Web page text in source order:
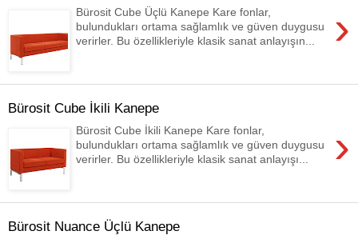
›
Bürosit Cube Üçlü Kanepe Kare fonlar,
bulundukları ortama sağlamlık ve güven duygusu
verirler. Bu özellikleriyle klasik sanat anlayışın...
Bürosit Cube İkili Kanepe
›
Bürosit Cube İkili Kanepe Kare fonlar,
bulundukları ortama sağlamlık ve güven duygusu
verirler. Bu özellikleriyle klasik sanat anlayışı...
Bürosit Nuance Üçlü Kanepe